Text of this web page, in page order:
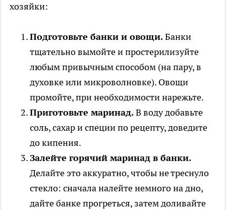
хозяйки:
Подготовьте банки и овощи.Банки
тщательно вымойте и простерилизуйте
любым привычным способом (на пару, в
духовке или микроволновке). Овощи
промойте, при необходимости нарежьте.
Приготовьте маринад.В воду добавьте
соль, сахар и специи по рецепту, доведите
до кипения.
Залейте горячий маринад в банки.
Делайте это аккуратно, чтобы не треснуло
стекло: сначала налейте немного на дно,
дайте банке прогреться, затем доливайте